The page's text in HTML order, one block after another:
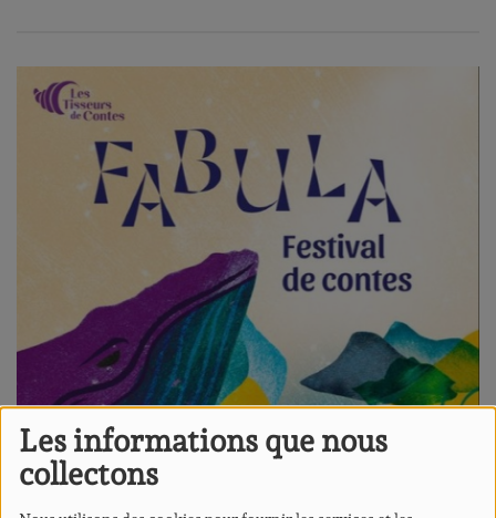
Les informations que nous
collectons